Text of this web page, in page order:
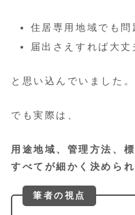
住居専用地域でも問
届出さえすれば大丈
と思い込んでいました。
でも実際は、
用途地域、管理方法、標
すべてが細かく決めら
筆者の視点